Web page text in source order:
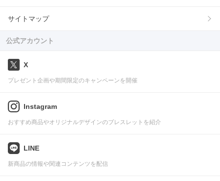
サイトマップ
公式アカウント
X
プレゼント企画や期間限定のキャンペーンを開催
Instagram
おすすめ商品やオリジナルデザインのブレスレットを紹介
LINE
新商品の情報や関連コンテンツを配信